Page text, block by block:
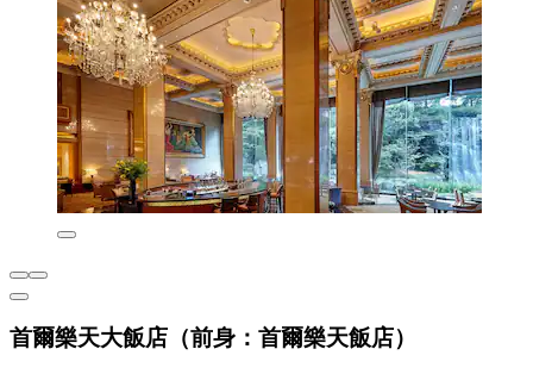
首爾樂天大飯店（前身：首爾樂天飯店）